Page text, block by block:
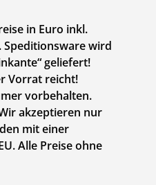
in Euro inkl.
Speditionsware wird
geliefert!
Vorrat reicht!
vorbehalten.
akzeptieren nur
mit einer
Alle Preise ohne